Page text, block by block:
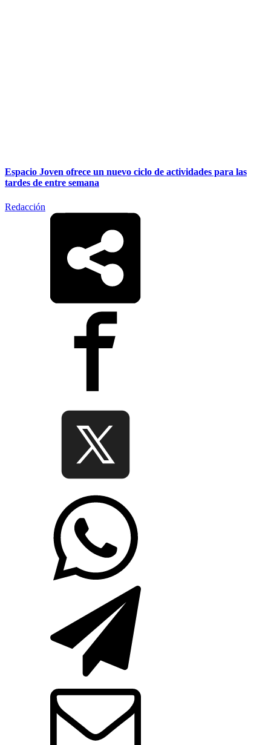
Espacio Joven ofrece un nuevo ciclo de actividades para las
tardes de entre semana
Redacción